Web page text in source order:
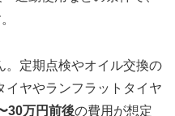
。定期点検やオイル交換の
イヤやランフラットタイヤ
30万円前後の費用が想定